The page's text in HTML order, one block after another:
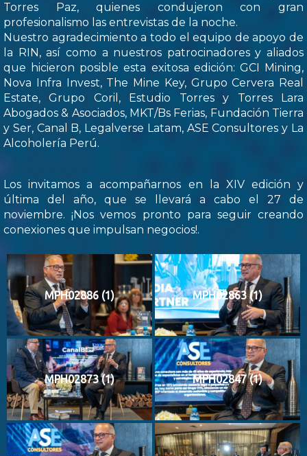
Torres Paz, quienes condujeron con gran
profesionalismo las entrevistas de la noche.
Nuestro agradecimiento a todo el equipo de apoyo de
la RIN, así como a nuestros patrocinadores y aliados
que hicieron posible esta exitosa edición: GCI Mining,
Nova Infra Invest, The Mine Key, Grupo Cervera Real
Estate, Grupo Coril, Estudio Torres y Torres Lara
Abogados & Asociados, MKT/Bs Ferias, Fundación Tierra
y Ser, Canal B, Legalverse Latam, ASE Consultores y La
Alcoholería Perú.
Los invitamos a acompañarnos en la XIV edición y
última del año, que se llevará a cabo el 27 de
noviembre. ¡Nos vemos pronto para seguir creando
conexiones que impulsan negocios!.
MPH02886 (1) MPH02863 (1)
MPH02873 (1) MPH02847 (1)